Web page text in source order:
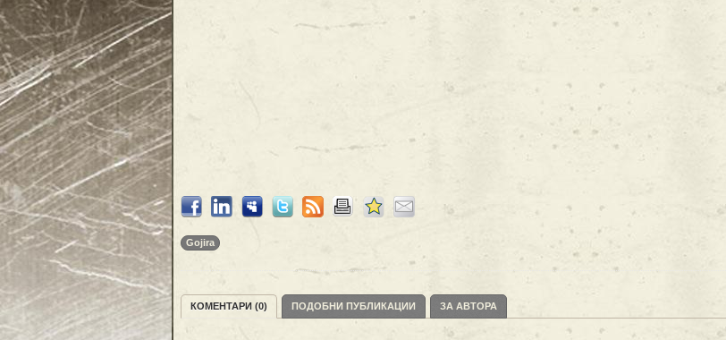
Gojira
КОМЕНТАРИ (0) ПОДОБНИ ПУБЛИКАЦИИ ЗА АВТОРА